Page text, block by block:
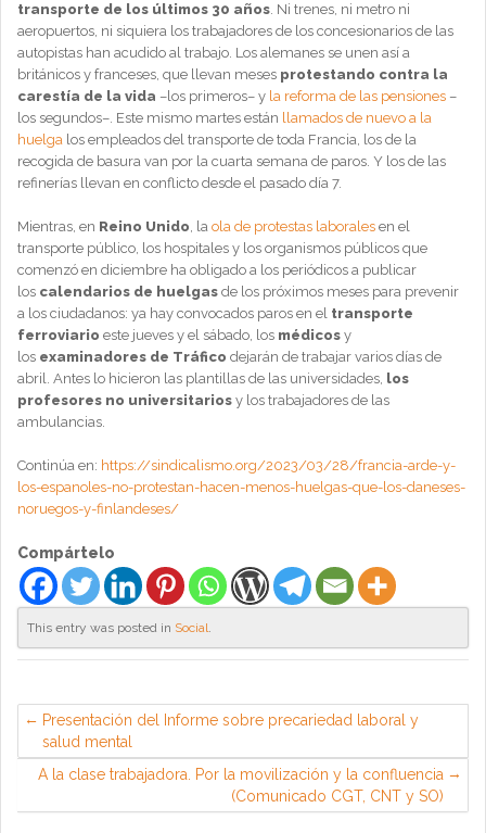
transporte de los últimos 30 años. Ni trenes, ni metro ni
aeropuertos, ni siquiera los trabajadores de los concesionarios de las
autopistas han acudido al trabajo. Los alemanes se unen así a
británicos y franceses, que llevan meses protestando contra la
carestía de la vida –los primeros– y la reforma de las pensiones –
los segundos–. Este mismo martes están llamados de nuevo a la
huelga los empleados del transporte de toda Francia, los de la
recogida de basura van por la cuarta semana de paros. Y los de las
refinerías llevan en conflicto desde el pasado día 7.
Mientras, en Reino Unido, la ola de protestas laborales en el
transporte público, los hospitales y los organismos públicos que
comenzó en diciembre ha obligado a los periódicos a publicar
los calendarios de huelgas de los próximos meses para prevenir
a los ciudadanos: ya hay convocados paros en el transporte
ferroviario este jueves y el sábado, los médicos y
los examinadores de Tráfico dejarán de trabajar varios días de
abril. Antes lo hicieron las plantillas de las universidades, los
profesores no universitarios y los trabajadores de las
ambulancias.
Continúa en: https://sindicalismo.org/2023/03/28/francia-arde-y-
los-espanoles-no-protestan-hacen-menos-huelgas-que-los-daneses-
noruegos-y-finlandeses/
Compártelo
This entry was posted in Social.
Presentación del Informe sobre precariedad laboral y
salud mental
A la clase trabajadora. Por la movilización y la confluencia
(Comunicado CGT, CNT y SO)